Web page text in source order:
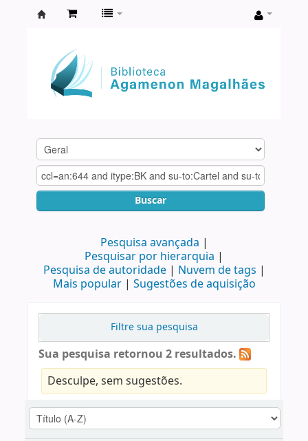
Agamenon
Magalhães
Buscar
Pesquisa avançada
Pesquisar por hierarquia
Pesquisa de autoridade
Nuvem de tags
Mais popular
Sugestões de aquisição
Filtre sua pesquisa
Sua pesquisa retornou 2 resultados.
Desculpe, sem sugestões.